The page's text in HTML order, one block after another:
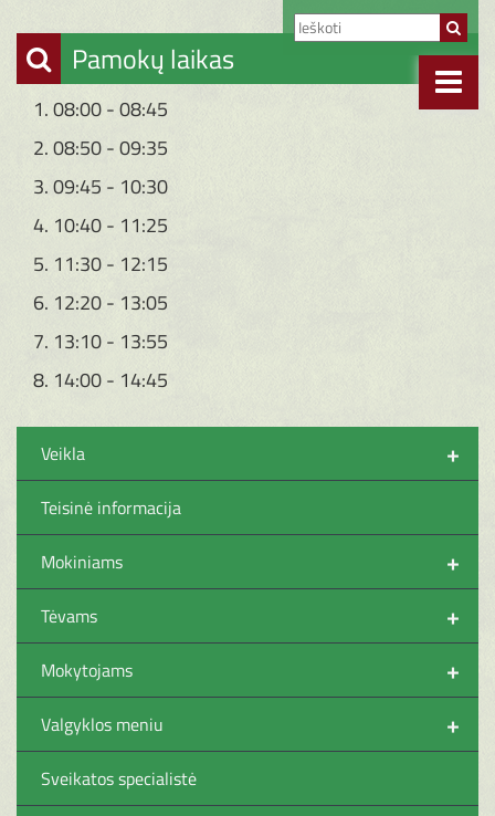
Pamokų laikas
1. 08:00 - 08:45
2. 08:50 - 09:35
3. 09:45 - 10:30
4. 10:40 - 11:25
5. 11:30 - 12:15
6. 12:20 - 13:05
7. 13:10 - 13:55
8. 14:00 - 14:45
+
Veikla
Teisinė informacija
+
Mokiniams
+
Tėvams
+
Mokytojams
+
Valgyklos meniu
Sveikatos specialistė